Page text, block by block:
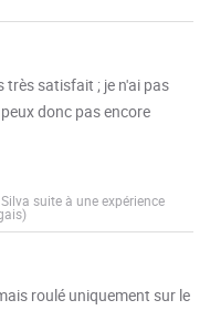
très satisfait ; je n'ai pas
donc pas encore
suite à une expérience
roulé uniquement sur le